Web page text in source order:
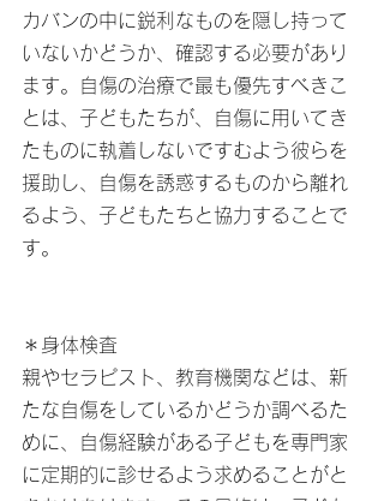
カバンの中に鋭利なものを隠し持って
いないかどうか、確認する必要があり
ます。自傷の治療で最も優先すべきこ
とは、子どもたちが、自傷に用いてき
たものに執着しないですむよう彼らを
援助し、自傷を誘惑するものから離れ
るよう、子どもたちと協力することで
す。
＊身体検査
親やセラピスト、教育機関などは、新
たな自傷をしているかどうか調べるた
めに、自傷経験がある子どもを専門家
に定期的に診せるよう求めることがと